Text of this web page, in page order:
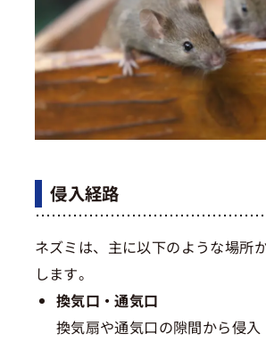
侵入経路
ネズミは、主に以下のような場所
します。
換気口・通気口
換気扇や通気口の隙間から侵入